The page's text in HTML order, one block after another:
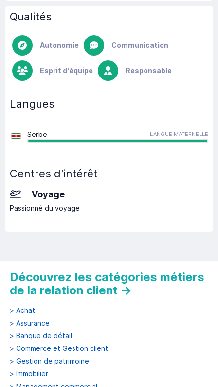
Qualités
Autonomie Communication
Esprit d'équipe Responsable
Langues
Serbe LANGUE MATERNELLE
Centres d'intérêt
Voyage
Passionné du voyage
Découvrez les catégories métiers
de la relation client →
> Achat
> Assurance
> Banque de détail
> Commerce et Gestion client
> Gestion de patrimoine
> Immobilier